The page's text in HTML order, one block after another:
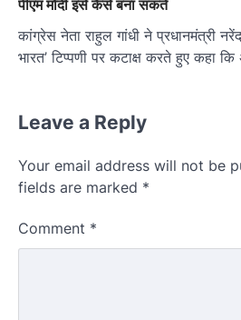
पीएम मोदी इसे कैसे बना सकते
कांग्रेस नेता राहुल गांधी ने प्रधानमंत्री
भारत’ टिप्पणी पर कटाक्ष करते हुए कहा
Leave a Reply
Your email address will not be
fields are marked *
Comment *